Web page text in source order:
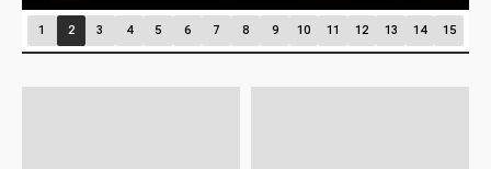
1 2 3 4 5 6 7 8 9 10 11 12 13 14 15